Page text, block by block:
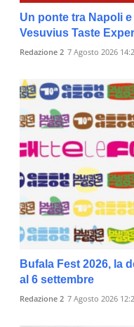
Un ponte tra Napoli
Vesuvius Taste
Redazione 2 7 Agosto 2026
Bufala Fest 2026, la
al 6 settembre
Redazione 2 7 Agosto 2026